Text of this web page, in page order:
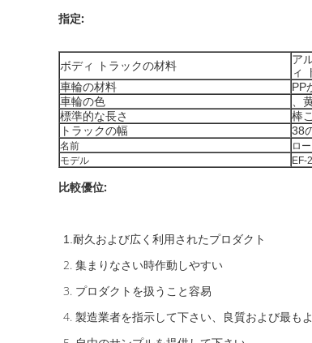
指定:
ボディ トラックの材料
ア
ィ
車輪の材料
PP
車輪の色
、
標準的な長さ
棒
トラックの幅
38
名前
ロ
モデル
EF-
比較優位:
1.耐久および広く利用されたプロダクト
2. 集まりなさい時作動しやすい
3. プロダクトを扱うこと容易
4. 製造業者を指示して下さい、良質および最も